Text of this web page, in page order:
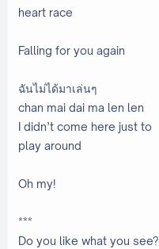
heart race
Falling for you again
ฉันไม่ได้มาเล่นๆ
chan mai dai ma len len
I didn’t come here just to
play around
Oh my!
***
Do you like what you see?